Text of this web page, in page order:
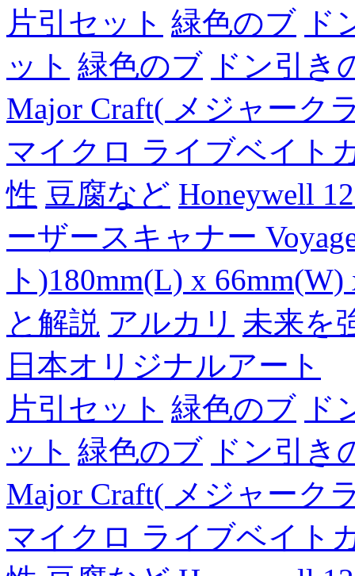
片引セット 緑色のブ ド
ット 緑色のブ ドン引き
Major Craft( メジャーク
マイクロ ライブベイト
性 豆腐など Honeywell
ーザースキャナー
ト)180mm(L) x
と解説 アルカリ 未来を
日本オリジナルアート
片引セット 緑色のブ ド
ット 緑色のブ ドン引き
Major Craft( メジャーク
マイクロ ライブベイト